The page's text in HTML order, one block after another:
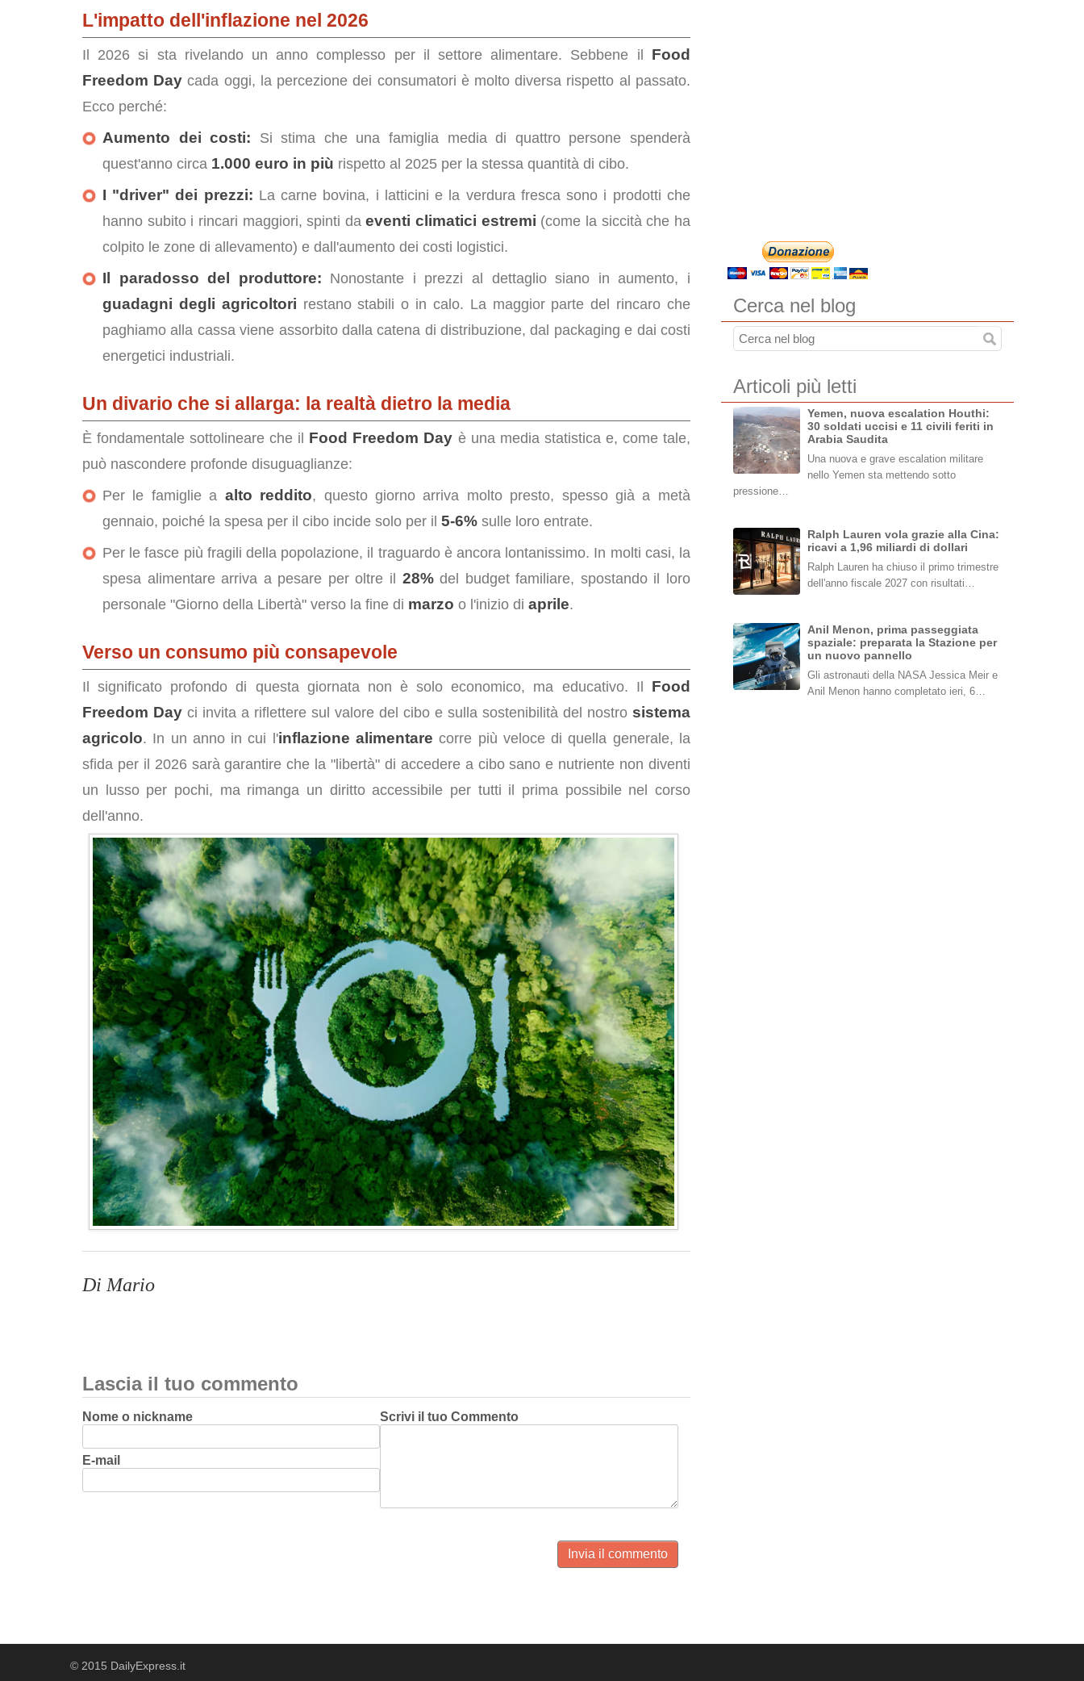
L'impatto dell'inflazione nel 2026
Il 2026 si sta rivelando un anno complesso per il settore alimentare. Sebbene il Food
Freedom Day cada oggi, la percezione dei consumatori è molto diversa rispetto al passato.
Ecco perché:
Aumento dei costi: Si stima che una famiglia media di quattro persone spenderà
quest'anno circa 1.000 euro in più rispetto al 2025 per la stessa quantità di cibo.
I "driver" dei prezzi: La carne bovina, i latticini e la verdura fresca sono i prodotti che
hanno subito i rincari maggiori, spinti daeventi climatici estremi (come la siccità che ha
colpito le zone di allevamento) e dall'aumento dei costi logistici.
Il paradosso del produttore: Nonostante i prezzi al dettaglio siano in aumento, i
guadagni degli agricoltori restano stabili o in calo. La maggior parte del rincaro che
paghiamo alla cassa viene assorbito dalla catena di distribuzione, dal packaging e dai costi
energetici industriali.
Un divario che si allarga: la realtà dietro la media
È fondamentale sottolineare che il Food Freedom Day è una media statistica e, come tale,
può nascondere profonde disuguaglianze:
Per le famiglie a alto reddito, questo giorno arriva molto presto, spesso già a metà
gennaio, poiché la spesa per il cibo incide solo per il 5-6% sulle loro entrate.
Per le fasce più fragili della popolazione, il traguardo è ancora lontanissimo. In molti casi, la
spesa alimentare arriva a pesare per oltre il 28%del budget familiare, spostando il loro
personale "Giorno della Libertà" verso la fine di marzo o l'inizio di aprile.
Verso un consumo più consapevole
Il significato profondo di questa giornata non è solo economico, ma educativo. Il Food
Freedom Day ci invita a riflettere sul valore del cibo e sulla sostenibilità del nostro sistema
agricolo. In un anno in cui l'inflazione alimentare corre più veloce di quella generale, la
sfida per il 2026 sarà garantire che la "libertà" di accedere a cibo sano e nutriente non diventi
un lusso per pochi, ma rimanga un diritto accessibile per tutti il prima possibile nel corso
dell'anno.
Di Mario
Lascia il tuo commento
Nome o nickname
E-mail
Scrivi il tuo Commento
Invia il commento
Cerca nel blog
Articoli più letti
Yemen, nuova escalation Houthi:
30 soldati uccisi e 11 civili feriti in
Arabia Saudita
Una nuova e grave escalation militare
nello Yemen sta mettendo sotto
pressione…
Ralph Lauren vola grazie alla Cina:
ricavi a 1,96 miliardi di dollari
Ralph Lauren ha chiuso il primo trimestre
dell'anno fiscale 2027 con risultati…
Anil Menon, prima passeggiata
spaziale: preparata la Stazione per
un nuovo pannello
Gli astronauti della NASA Jessica Meir e
Anil Menon hanno completato ieri, 6…
© 2015 DailyExpress.it